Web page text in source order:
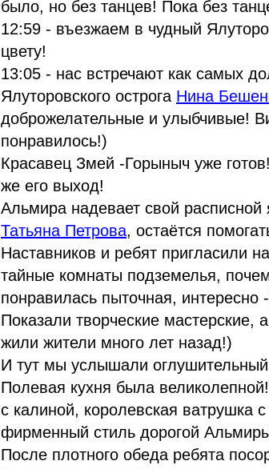
было, но без танцев! Пока без
12:59 - въезжаем в чудный
цвету!
13:05 - нас встречают как самых
Ялуторовского острога Нина
доброжелательные и улыбчивые!
понравилось!)
Красавец Змей -Горыныч уже
же его выход!
Альмира надевает свой расписной
Татьяна Петрова, остаётся
Наставников и ребят пригласили
тайные комнаты подземелья,
понравилась пыточная, интересно
Показали творческие
жили жители много лет назад!)
И тут мы услышали
Полевая кухня была
с калиной, королевская ватрушка
фирменный стиль дорогой
После плотного обеда ребята